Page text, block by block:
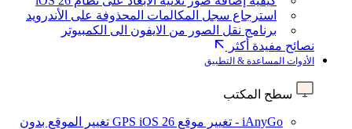
استرجاع سجل المكالمات المحذوفة على الأندرويد
برنامج نقل الصور من الايفون الى الكمبيوتر
نصائح مفيدة أكثر
الأدوات المساعدة & التطبيق
سطح المكتب
iAnyGo - تغيير موقع GPS iOS 26
تغيير الموقع بدون